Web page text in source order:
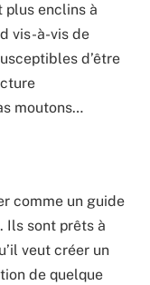
plus enclins à
vis-à-vis de
d’être
moutons…
comme un guide
Ils sont prêts à
veut créer un
de quelque